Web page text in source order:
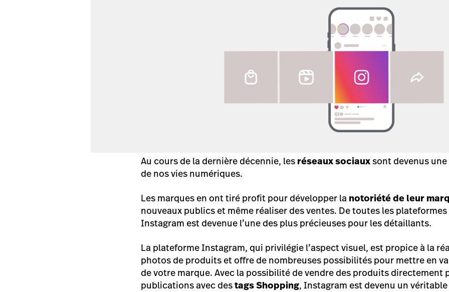
Au cours de la dernière décennie, les réseaux sociauxsont devenus
de nos vies numériques.
Les marques en ont tiré profit pour développer la notoriété de leur
nouveaux publics et même réaliser des ventes. De toutes les
Instagram est devenue l’une des plus précieuses pour les détaillants.
La plateforme Instagram, qui privilégie l’aspect visuel, est propice à la
photos de produits et offre de nombreuses possibilités pour mettre en
de votre marque. Avec la possibilité de vendre des produits directement
publications avec destags Shopping, Instagram est devenu un